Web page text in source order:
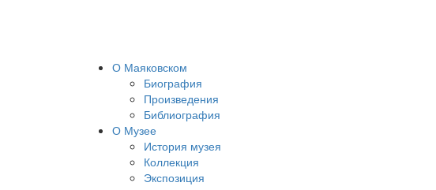
О Маяковском
Биография
Произведения
Библиография
О Музее
История музея
Коллекция
Экспозиция